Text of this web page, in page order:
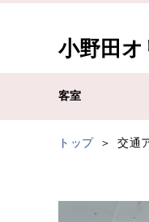
小野田
客室
トップ 交通